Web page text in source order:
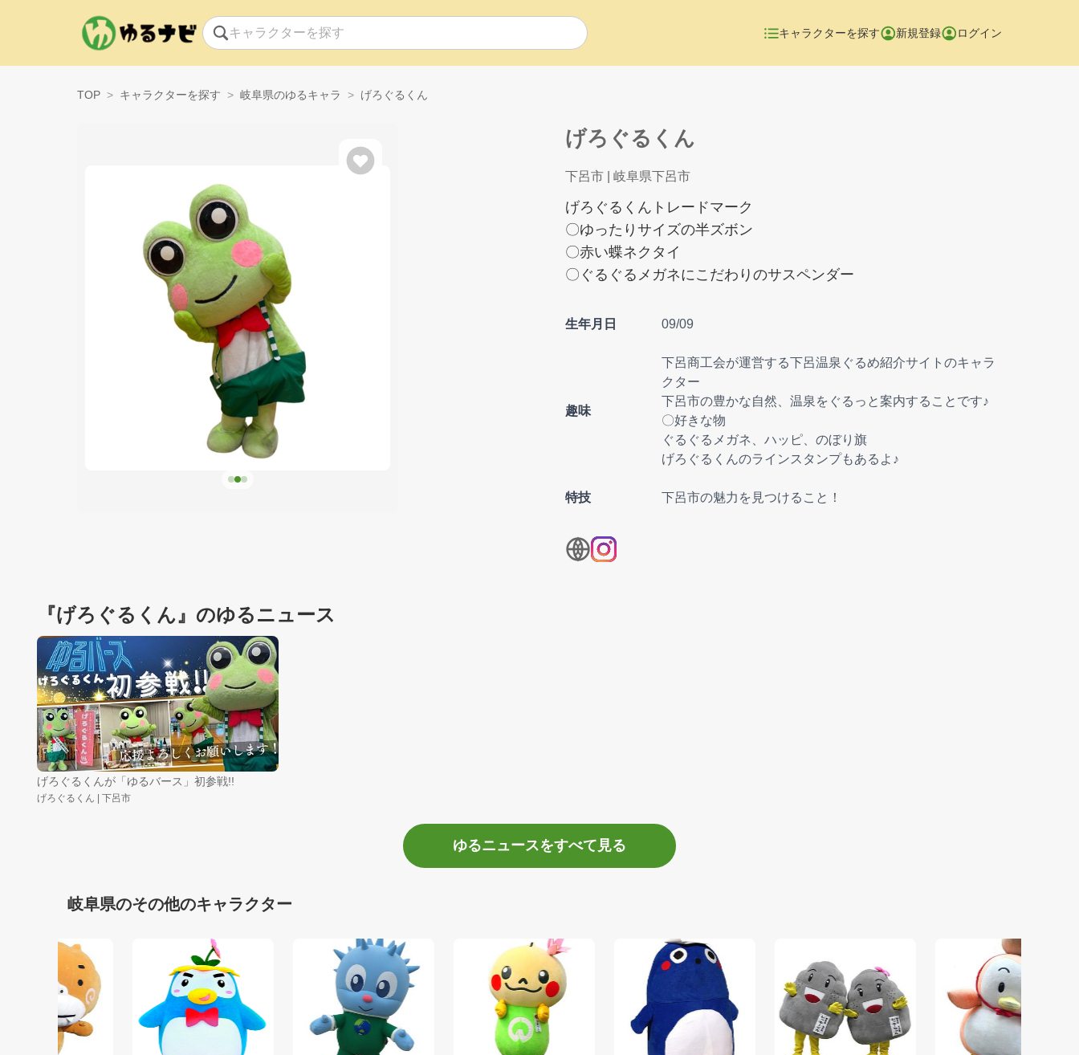
キャラクターを探す 新規登録 ログイン
TOP キャラクターを探す 岐阜県のゆるキャラ げろぐるくん
げろぐるくん
下呂市 | 岐阜県下呂市
げろぐるくんトレードマーク
〇ゆったりサイズの半ズボン
〇赤い蝶ネクタイ
〇ぐるぐるメガネにこだわりのサスペンダー
生年月日 09/09
趣味
下呂商工会が運営する下呂温泉ぐるめ紹介サイトのキャラ
クター
下呂市の豊かな自然、温泉をぐるっと案内することです♪
〇好きな物
ぐるぐるメガネ、ハッピ、のぼり旗
げろぐるくんのラインスタンプもあるよ♪
特技 下呂市の魅力を見つけること！
『げろぐるくん』のゆるニュース
げろぐるくんが「ゆるバース」初参戦!!
げろぐるくん | 下呂市
ゆるニュースをすべて見る
岐阜県のその他のキャラクター